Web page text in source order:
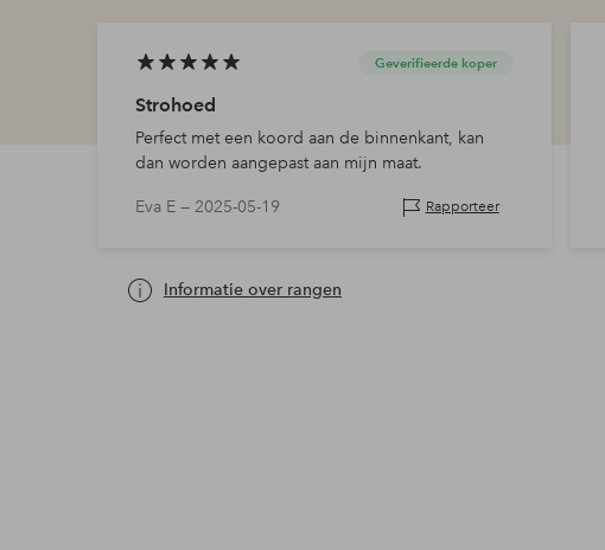
Geverifieerde koper
Strohoed
Perfect met een koord aan de binnenkant, kan
dan worden aangepast aan mijn maat.
Eva E — 2025-05-19 Rapporteer
Informatie over rangen